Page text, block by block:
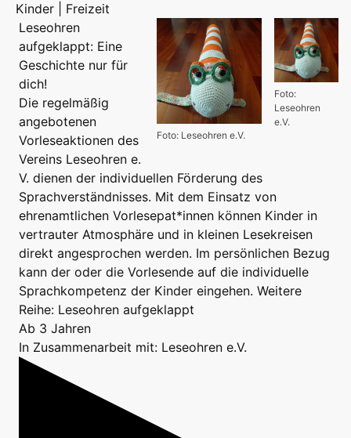
Kinder | Freizeit
Foto:
Leseohren
e.V.
Foto: Leseohren e.V.
Leseohren
aufgeklappt: Eine
Geschichte nur für
dich!
Die regelmäßig
angebotenen
Vorleseaktionen des
Vereins Leseohren e.
V. dienen der individuellen Förderung des
Sprachverständnisses. Mit dem Einsatz von
ehrenamtlichen Vorlesepat*innen können Kinder in
vertrauter Atmosphäre und in kleinen Lesekreisen
direkt angesprochen werden. Im persönlichen Bezug
kann der oder die Vorlesende auf die individuelle
Sprachkompetenz der Kinder eingehen. Weitere
Reihe: Leseohren aufgeklappt
Ab 3 Jahren
In Zusammenarbeit mit: Leseohren e.V.